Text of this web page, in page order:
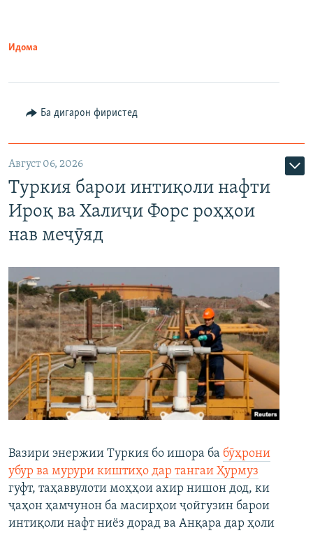
Идома
Ба дигарон фиристед
Август 06, 2026
Туркия барои интиқоли нафти
Ироқ ва Халиҷи Форс роҳҳои
нав меҷӯяд
Вазири энержии Туркия бо ишора ба бӯҳрони
убур ва мурури киштиҳо дар тангаи Ҳурмуз
гуфт, таҳаввулоти моҳҳои ахир нишон дод, ки
ҷаҳон ҳамчунон ба масирҳои ҷойгузин барои
интиқоли нафт ниёз дорад ва Анқара дар ҳоли